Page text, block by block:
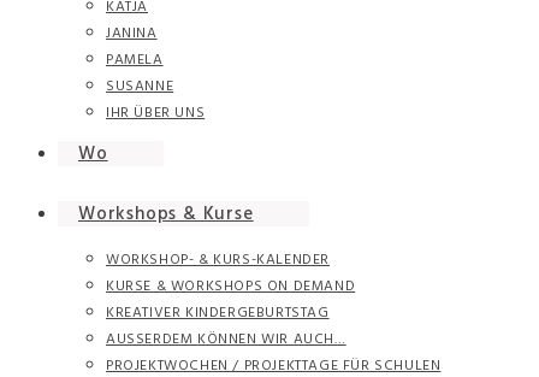
KATJA
JANINA
PAMELA
SUSANNE
IHR ÜBER UNS
Wo
Workshops & Kurse
WORKSHOP- & KURS-KALENDER
KURSE & WORKSHOPS ON DEMAND
KREATIVER KINDERGEBURTSTAG
AUSSERDEM KÖNNEN WIR AUCH…
PROJEKTWOCHEN / PROJEKTTAGE FÜR SCHULEN